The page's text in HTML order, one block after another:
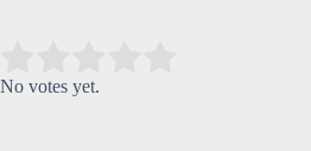
No votes yet.